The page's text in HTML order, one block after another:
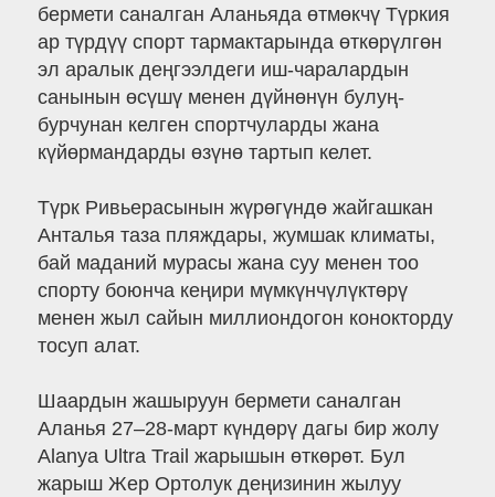
бермети саналган Аланьяда өтмөкчү Түркия
ар түрдүү спорт тармактарында өткөрүлгөн
эл аралык деңгээлдеги иш-чаралардын
санынын өсүшү менен дүйнөнүн булуң-
бурчунан келген спортчуларды жана
күйөрмандарды өзүнө тартып келет.
Түрк Ривьерасынын жүрөгүндө жайгашкан
Анталья таза пляждары, жумшак климаты,
бай маданий мурасы жана суу менен тоо
спорту боюнча кеңири мүмкүнчүлүктөрү
менен жыл сайын миллиондогон конокторду
тосуп алат.
Шаардын жашыруун бермети саналган
Аланья 27–28-март күндөрү дагы бир жолу
Alanya Ultra Trail жарышын өткөрөт. Бул
жарыш Жер Ортолук деңизинин жылуу